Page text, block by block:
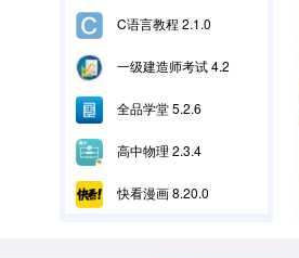
C语言教程 2.1.0
一级建造师考试 4.2
全品学堂 5.2.6
高中物理 2.3.4
快看漫画 8.20.0